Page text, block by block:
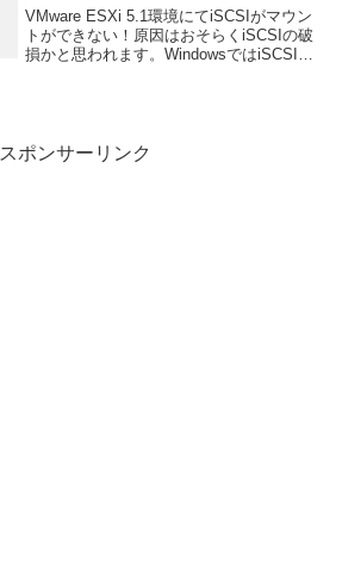
VMware ESXi 5.1環境にてiSCSIがマウン
トができない！原因はおそらくiSCSIの破
損かと思われます。WindowsではiSCSIを
スポンサーリンク